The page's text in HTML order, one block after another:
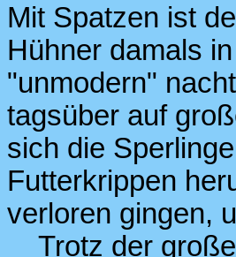
Mit Spatzen ist
Hühner damals
"unmodern"
tagsüber auf
sich die
Futterkrippen
verloren gingen,
Trotz der